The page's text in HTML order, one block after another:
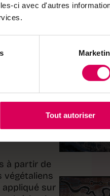
ci avec d'autres
Tout autoriser
barrière
Cette
prolonge
la
à partir de
végétaliens
sur